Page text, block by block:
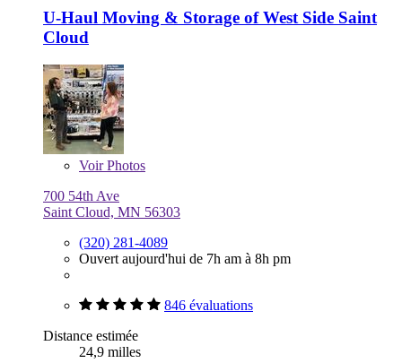
U-Haul Moving & Storage of West Side Saint
Cloud
VoirPhotos
700 54th Ave
Saint Cloud, MN 56303
(320) 281-4089
Ouvert aujourd'hui de 7h am à 8h pm
846 évaluations
Distance estimée
24,9 milles